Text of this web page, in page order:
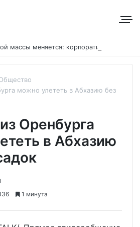
можно улететь в Абхазию без
Оренбурга
в Абхазию
1 минута